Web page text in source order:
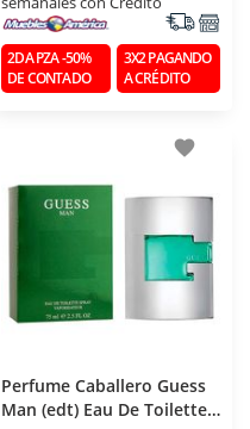
2DA PZA -50%
DE CONTADO
3X2 PAGANDO
A CRÉDITO
favorite
Perfume Caballero Guess
Man (edt) Eau De Toilette